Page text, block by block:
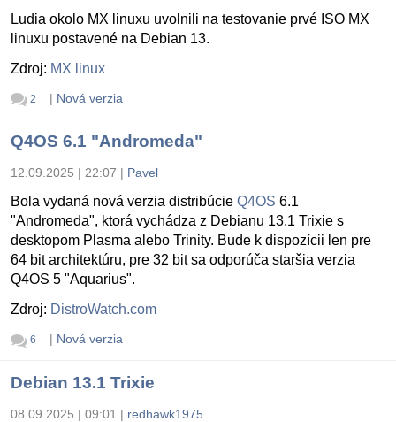
Ludia okolo MX linuxu uvolnili na testovanie prvé ISO MX
linuxu postavené na Debian 13.
Zdroj: MX linux
2 | Nová verzia
Q4OS 6.1 "Andromeda"
12.09.2025 | 22:07 | Pavel
Bola vydaná nová verzia distribúcie Q4OS 6.1
"Andromeda", ktorá vychádza z Debianu 13.1 Trixie s
desktopom Plasma alebo Trinity. Bude k dispozícii len pre
64 bit architektúru, pre 32 bit sa odporúča staršia verzia
Q4OS 5 "Aquarius".
Zdroj: DistroWatch.com
6 | Nová verzia
Debian 13.1 Trixie
08.09.2025 | 09:01 | redhawk1975